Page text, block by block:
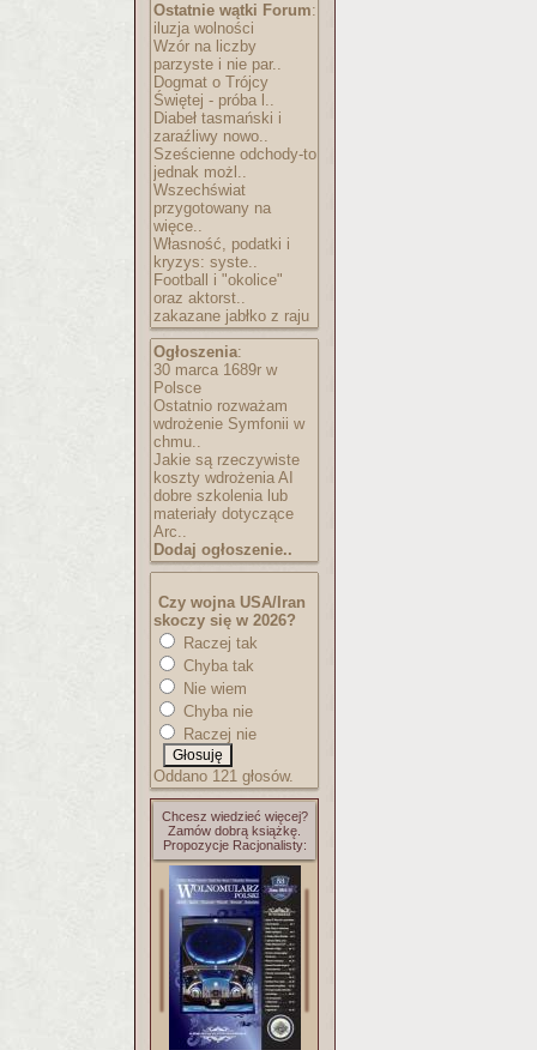
Ostatnie wątki Forum:
iluzja wolności
Wzór na liczby
parzyste i nie par..
Dogmat o Trójcy
Świętej - próba l..
Diabeł tasmański i
zaraźliwy nowo..
Sześcienne odchody-to
jednak możl..
Wszechświat
przygotowany na
więce..
Własność, podatki i
kryzys: syste..
Football i "okolice"
oraz aktorst..
zakazane jabłko z raju
Ogłoszenia:
30 marca 1689r w
Polsce
Ostatnio rozważam
wdrożenie Symfonii w
chmu..
Jakie są rzeczywiste
koszty wdrożenia AI
dobre szkolenia lub
materiały dotyczące
Arc..
Dodaj ogłoszenie..
Czy wojna USA/Iran
skoczy się w 2026?
Raczej tak
Chyba tak
Nie wiem
Chyba nie
Raczej nie
Oddano 121 głosów.
Chcesz wiedzieć więcej?
Zamów dobrą książkę.
Propozycje Racjonalisty: